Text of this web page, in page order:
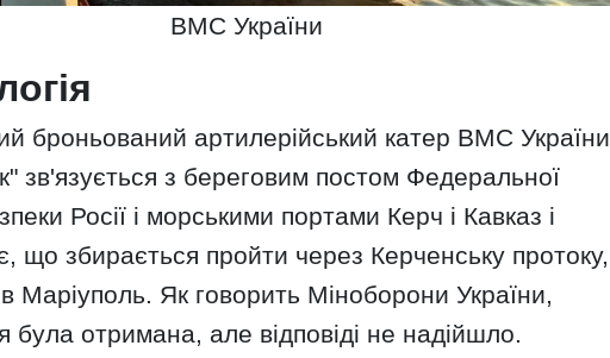
ВМС України
броньований артилерійський катер ВМС України
зв'язується з береговим постом Федеральної
Росії і морськими портами Керч і Кавказ і
що збирається пройти через Керченську протоку,
Маріуполь. Як говорить Міноборони України,
була отримана, але відповіді не надійшло.